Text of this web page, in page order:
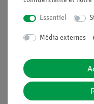
questions de
L'enseignement
des smartphones.
l'utilisation de la
Augmentation de
Objectifs
Essentiel
Média externes